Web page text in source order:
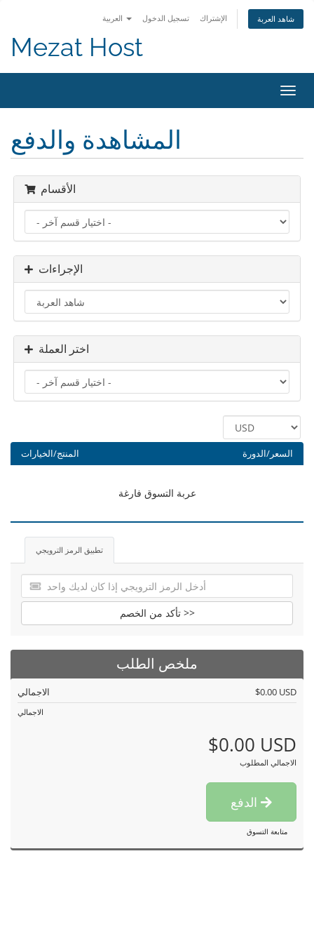
تسجيل الدخول الإشتراك شاهد العربة
Mezat Host
تبديل
التنقل
المشاهدة والدفع
الأقسام
الإجراءات
اختر العملة
المنتج/الخيارات السعر/الدورة
عربة التسوق فارغة
تطبيق الرمز الترويجي
تأكد من الخصم >>
ملخص الطلب
الاجمالي $0.00 USD
الاجمالي
$0.00 USD
الاجمالي المطلوب
متابعة التسوق